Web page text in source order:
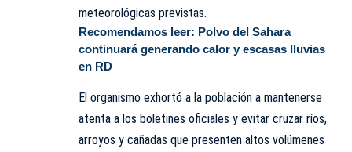
meteorológicas previstas.
Recomendamos leer: Polvo del Sahara
continuará generando calor y escasas lluvias
en RD
El organismo exhortó a la población a mantenerse
atenta a los boletines oficiales y evitar cruzar ríos,
arroyos y cañadas que presenten altos volúmenes